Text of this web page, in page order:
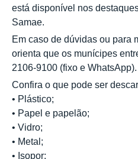
está disponível nos
Samae.
Em caso de dúvidas ou para
orienta que os munícipes
2106-9100 (fixo e WhatsApp).
Confira o que pode ser
• Plástico;
• Papel e papelão;
• Vidro;
• Metal;
• Isopor;